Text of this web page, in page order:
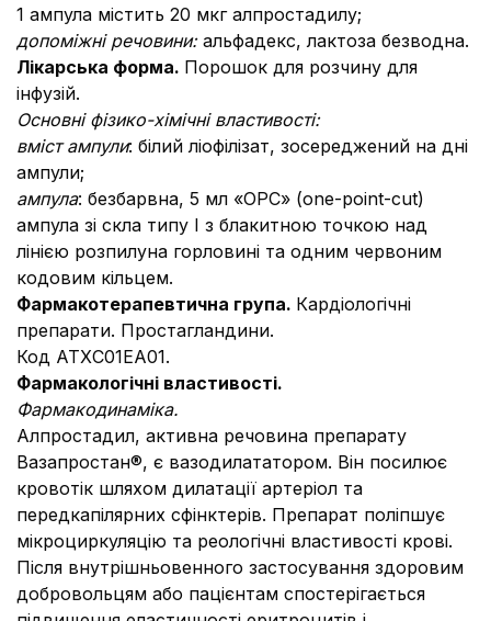
1 ампула містить 20 мкг алпростадилу;
допоміжні речовини: альфадекс, лактоза безводна.
Лікарська форма. Порошок для розчину для
інфузій.
Основні фізико-хімічні властивості:
вміст ампули: білий ліофілізат, зосереджений на дні
ампули;
ампула: безбарвна, 5 мл «OPC» (one-point-cut)
ампула зі скла типу І з блакитною точкою над
лінією розпилуна горловині та одним червоним
кодовим кільцем.
Фармакотерапевтична група. Кардіологічні
препарати. Простагландини.
Код АТХC01EA01.
Фармакологічні властивості.
Фармакодинаміка.
Алпростадил, активна речовина препарату
Вазапростан®, є вазодилататором. Він посилює
кровотік шляхом дилатації артеріол та
передкапілярних сфінктерів. Препарат поліпшує
мікроциркуляцію та реологічні властивості крові.
Після внутрішньовенного застосування здоровим
добровольцям або пацієнтам спостерігається